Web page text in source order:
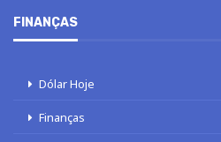
FINANÇAS
Dólar Hoje
Finanças